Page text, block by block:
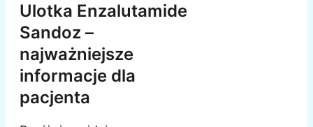
Ulotka Enzalutamide
Sandoz –
najważniejsze
informacje dla
pacjenta